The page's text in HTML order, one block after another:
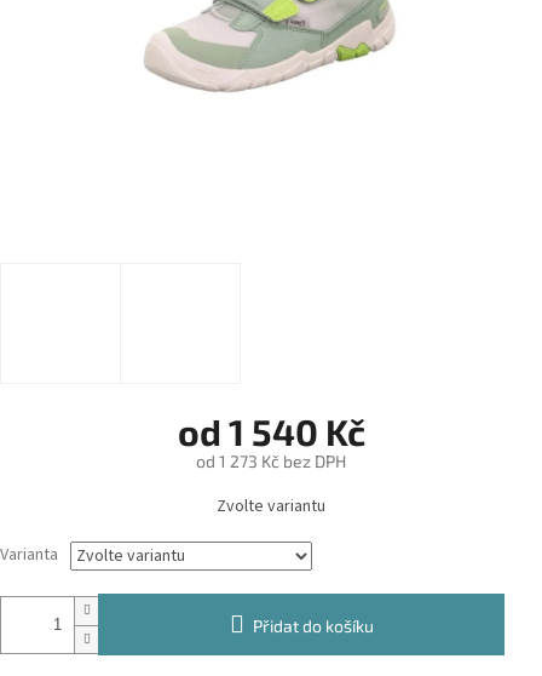
od 1 540 Kč
od 1 273 Kč bez DPH
Měrná
cena:
Zvolte variantu
Varianta
Přidat do košíku